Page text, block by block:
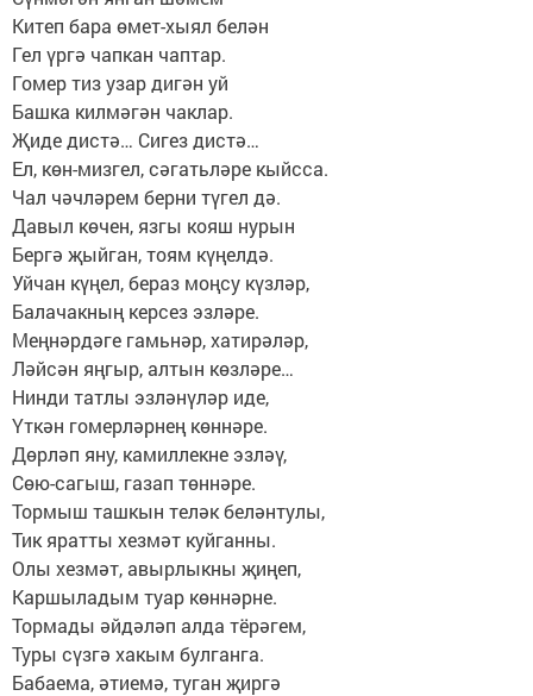
Китеп бара өмет-хыял белән
Гел үргә чапкан чаптар.
Гомер тиз узар дигән уй
Башка килмәгән чаклар.
Җиде дистә… Сигез дистә…
Ел, көн-мизгел, сәгатьләре кыйсса.
Чал чәчләрем берни түгел дә.
Давыл көчен, язгы кояш нурын
Бергә җыйган, тоям күңелдә.
Уйчан күңел, бераз моңсу күзләр,
Балачакның керсез эзләре.
Меңнәрдәге гамьнәр, хатирәләр,
Ләйсән яңгыр, алтын көзләре…
Нинди татлы эзләнүләр иде,
Үткән гомерләрнең көннәре.
Дөрләп яну, камиллекне эзләү,
Сөю-сагыш, газап төннәре.
Тормыш ташкын теләк беләнтулы,
Тик яратты хезмәт куйганны.
Олы хезмәт, авырлыкны җиңеп,
Каршыладым туар көннәрне.
Тормады әйдәләп алда тёрәгем,
Туры сүзгә хакым булганга.
Бабаема, әтиемә, туган җиргә